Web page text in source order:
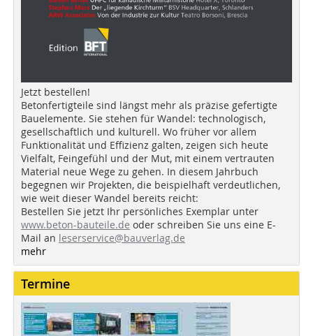
Jetzt bestellen!
Betonfertigteile sind längst mehr als präzise gefertigte
Bauelemente. Sie stehen für Wandel: technologisch,
gesellschaftlich und kulturell. Wo früher vor allem
Funktionalität und Effizienz galten, zeigen sich heute
Vielfalt, Feingefühl und der Mut, mit einem vertrauten
Material neue Wege zu gehen. In diesem Jahrbuch
begegnen wir Projekten, die beispielhaft verdeutlichen,
wie weit dieser Wandel bereits reicht:
Bestellen Sie jetzt Ihr persönliches Exemplar unter
www.beton-bauteile.de oder schreiben Sie uns eine E-
Mail an leserservice@bauverlag.de
mehr
Termine